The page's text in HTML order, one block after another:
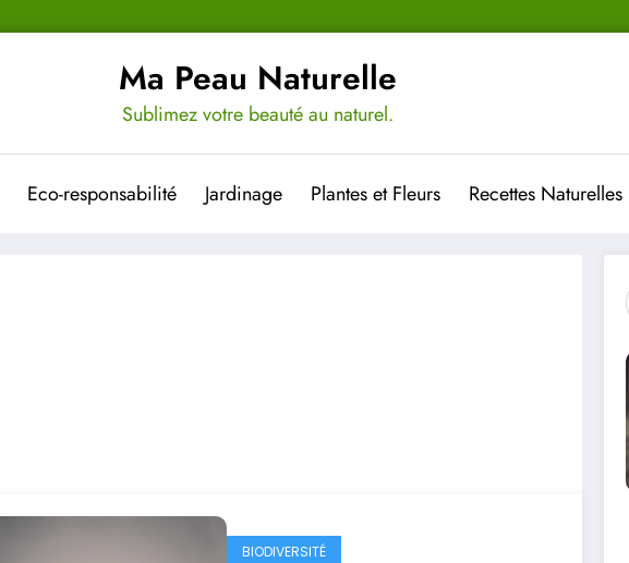
Ma Peau Naturelle
Sublimez votre beauté au naturel.
Eco-responsabilité Jardinage Plantes et Fleurs Recettes Naturelles
BIODIVERSITÉ